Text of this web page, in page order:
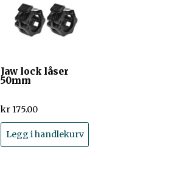
Jaw lock låser
50mm
kr 175.00
Legg i handlekurv